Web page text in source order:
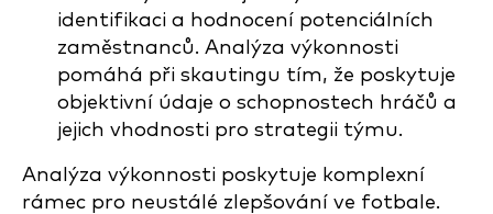
identifikaci a hodnocení potenciálních
zaměstnanců. Analýza výkonnosti
pomáhá při skautingu tím, že poskytuje
objektivní údaje o schopnostech hráčů a
jejich vhodnosti pro strategii týmu.
Analýza výkonnosti poskytuje komplexní
rámec pro neustálé zlepšování ve fotbale.